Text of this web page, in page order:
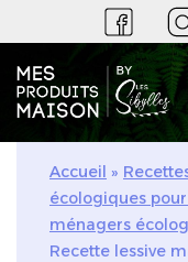
au
contenu
Accueil »
écologiques
ménagers
Recette lessive